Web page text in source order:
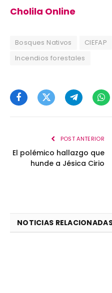
Cholila Online
Bosques Nativos CIEFAP
Incendios forestales
FacebookTwitterTelegram
POST ANTERIOR
El polémico hallazgo que
hunde a Jésica Cirio
NOTICIAS